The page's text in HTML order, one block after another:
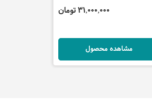
31,000,000 تومان
مشاهده محصول